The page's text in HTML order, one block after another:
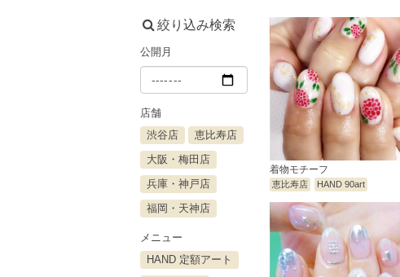
着物モチーフ
恵比寿店 HAND 90art
絞り込み検索
公開月
店舗
渋谷店
恵比寿店
大阪・梅田店
兵庫・神戸店
福岡・天神店
メニュー
HAND 定額アート